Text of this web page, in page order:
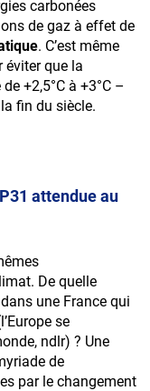
carbonées
de gaz à effet de
. C’est même
éviter que la
+2,5°C à +3°C –
fin du siècle.
attendue au
De quelle
une France qui
se
ndlr) ? Une
de
par le changement